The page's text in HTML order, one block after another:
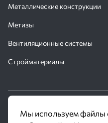
Металлические конструкции
Метизы
Вентиляционные системы
Стройматериалы
© 2016 - 2026
Мы используем файлы